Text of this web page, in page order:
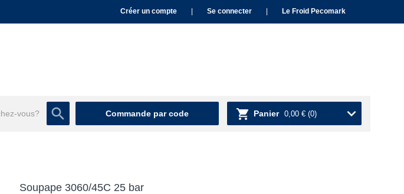
Créer un compte Se connecter Le Froid Pecomark
Commande par code Panier 0,00 € (0)
Soupape 3060/45C 25 bar